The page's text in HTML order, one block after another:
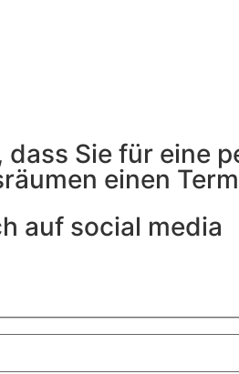
dass Sie für eine
einen
auf social media